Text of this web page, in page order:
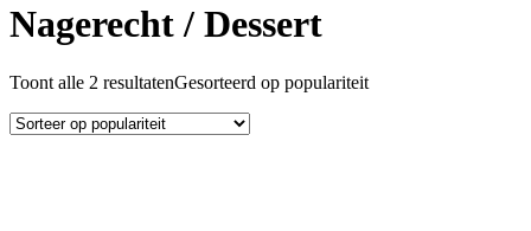
Nagerecht / Dessert
Toont alle 2 resultatenGesorteerd op populariteit